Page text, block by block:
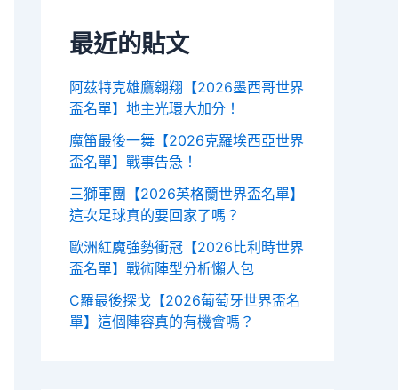
最近的貼文
阿茲特克雄鷹翱翔【2026墨西哥世界
盃名單】地主光環大加分！
魔笛最後一舞【2026克羅埃西亞世界
盃名單】戰事告急！
三獅軍團【2026英格蘭世界盃名單】
這次足球真的要回家了嗎？
歐洲紅魔強勢衝冠【2026比利時世界
盃名單】戰術陣型分析懶人包
C羅最後探戈【2026葡萄牙世界盃名
單】這個陣容真的有機會嗎？